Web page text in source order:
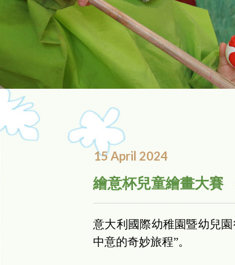
15 April 2024
繪意杯兒童繪畫大賽
意大利國際幼稚園暨幼兒
中意的奇妙旅程”。